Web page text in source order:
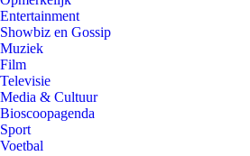
Entertainment
Showbiz en Gossip
Muziek
Film
Televisie
Media & Cultuur
Bioscoopagenda
Sport
Voetbal